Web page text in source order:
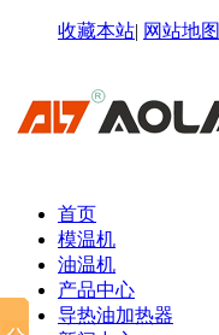
收藏本站| 网站地图
首页
模温机
油温机
产品中心
导热油加热器